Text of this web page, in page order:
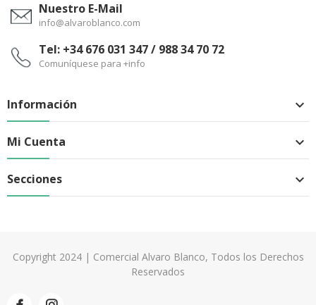
Nuestro E-Mail
info@alvaroblanco.com
Tel: +34 676 031 347 / 988 34 70 72
Comuníquese para +info
Información 
Mi Cuenta 
Secciones 
Copyright 2024 | Comercial Alvaro Blanco, Todos los Derechos
Reservados